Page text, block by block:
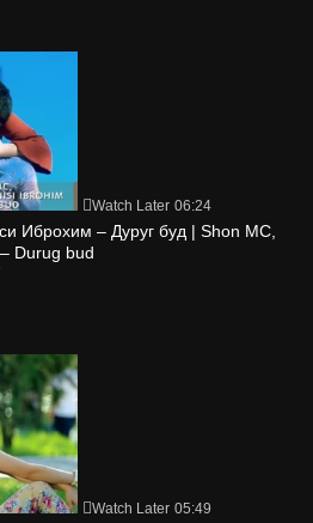
Watch Later 06:24
Иброхим – Дуруг буд | Shon MC,
Durug bud
Watch Later 05:49